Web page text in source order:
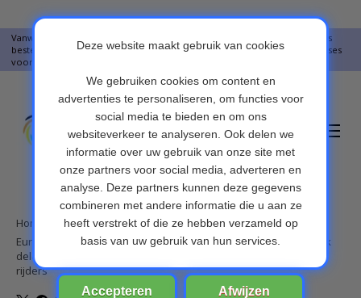
Vanwege vakantie worden er op moment geen pakketjes verstuurd. Alles
bestellingen vanaf 09-07-2026 word op 10-08-2026 verzonden. Onze excuses
voor het ongemak. Bedankt voor u begrip.
Verlanglijst
Home
EuroFone S6 Plus Intercom voor helm, motoraccessoires, muziek
delen, full duplex, 6 rij-ders, 2000 meter intercomheadset voor
rijders